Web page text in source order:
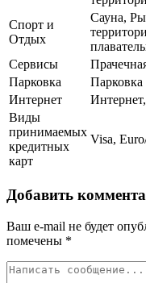
Спорт и
Отдых
Сауна,
Сервисы
Парковка
Парковка
Интернет
Виды
принимаемых
кредитных
карт
Visa,
Добавить
Ваш e-mail не будет
помечены *